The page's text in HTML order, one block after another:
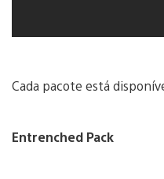
Cada pacote está
Entrenched Pack